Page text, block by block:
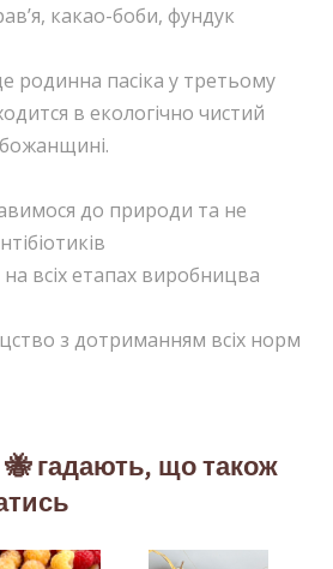
какао-боби, фундук
родинна пасіка у третьому
в екологічно чистий
до природи та не
всіх етапах виробницва
з дотриманням всіх норм
гадають, що також